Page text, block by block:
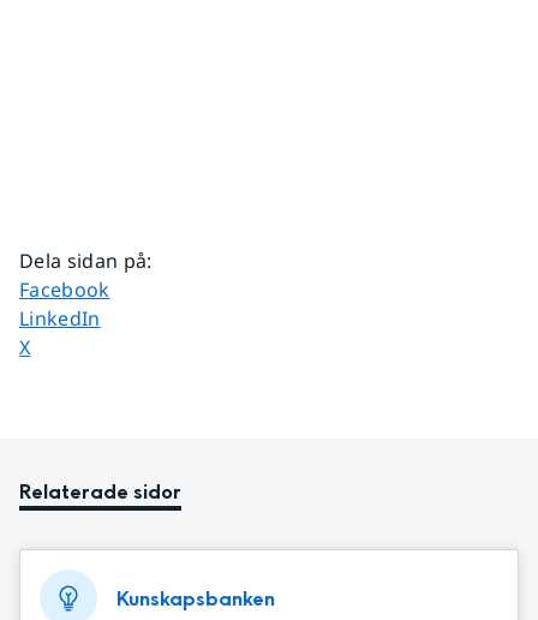
Dela sidan på:
Dela sidan på
Facebook
Dela sidan på
LinkedIn
Dela sidan på
X
Relaterade sidor
Kunskapsbanken